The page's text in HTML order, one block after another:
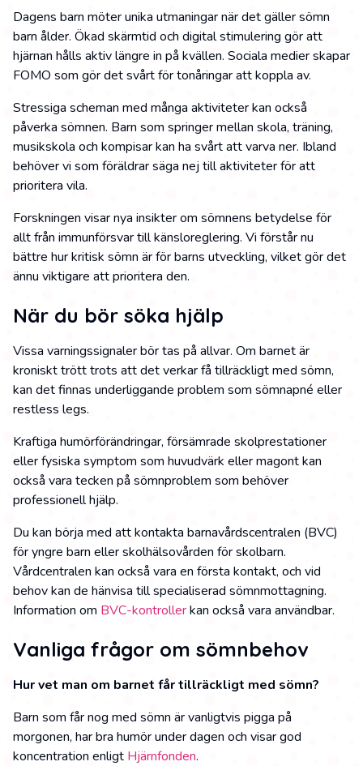
Dagens barn möter unika utmaningar när det gäller sömn
barn ålder. Ökad skärmtid och digital stimulering gör att
hjärnan hålls aktiv längre in på kvällen. Sociala medier skapar
FOMO som gör det svårt för tonåringar att koppla av.
Stressiga scheman med många aktiviteter kan också
påverka sömnen. Barn som springer mellan skola, träning,
musikskola och kompisar kan ha svårt att varva ner. Ibland
behöver vi som föräldrar säga nej till aktiviteter för att
prioritera vila.
Forskningen visar nya insikter om sömnens betydelse för
allt från immunförsvar till känsloreglering. Vi förstår nu
bättre hur kritisk sömn är för barns utveckling, vilket gör det
ännu viktigare att prioritera den.
När du bör söka hjälp
Vissa varningssignaler bör tas på allvar. Om barnet är
kroniskt trött trots att det verkar få tillräckligt med sömn,
kan det finnas underliggande problem som sömnapné eller
restless legs.
Kraftiga humörförändringar, försämrade skolprestationer
eller fysiska symptom som huvudvärk eller magont kan
också vara tecken på sömnproblem som behöver
professionell hjälp.
Du kan börja med att kontakta barnavårdscentralen (BVC)
för yngre barn eller skolhälsovården för skolbarn.
Vårdcentralen kan också vara en första kontakt, och vid
behov kan de hänvisa till specialiserad sömnmottagning.
Information om BVC-kontrollerkan också vara användbar.
Vanliga frågor om sömnbehov
Hur vet man om barnet får tillräckligt med sömn?
Barn som får nog med sömn är vanligtvis pigga på
morgonen, har bra humör under dagen och visar god
koncentration enligt Hjärnfonden.